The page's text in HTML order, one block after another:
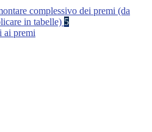
complessivo dei premi (da
in tabelle) 5
ai premi